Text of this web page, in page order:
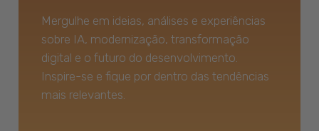
Mergulhe em ideias, análises e experiências
sobre IA, modernização, transformação
digital e o futuro do desenvolvimento.
Inspire-se e fique por dentro das tendências
mais relevantes.